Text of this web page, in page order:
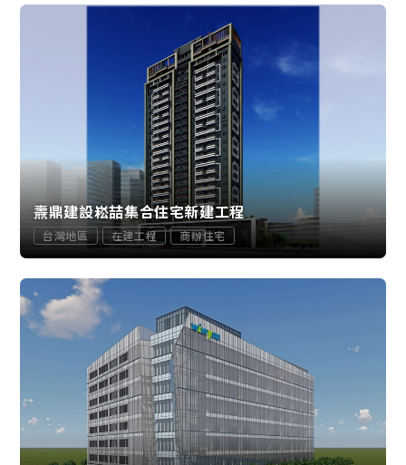
燾鼎建設崧喆集合住宅新建工程
台灣地區 在建工程 商辦住宅